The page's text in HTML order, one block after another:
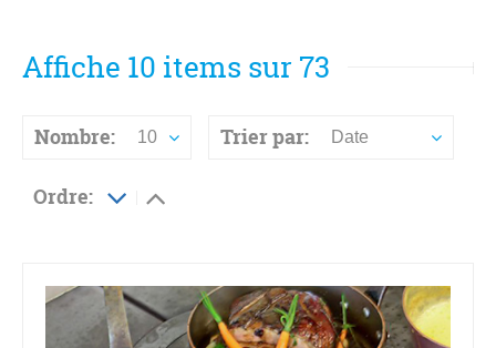
Affiche 10 items sur 73
Nombre: 10 Trier par: Date
Ordre: